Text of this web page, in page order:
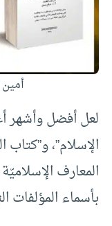
لعل أفضل وأشهر
الإسلام”،
المعارف
بأسماء المؤلفات